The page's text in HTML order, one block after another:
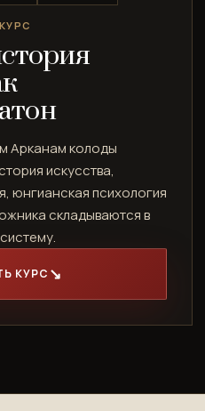
Арканам колоды
искусства,
юнгианская психология
складываются в
КУРС